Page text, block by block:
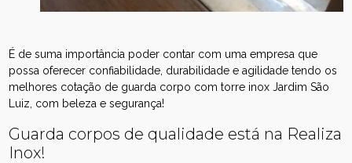
É de suma importância poder contar com uma empresa que
possa oferecer confiabilidade, durabilidade e agilidade tendo os
melhores cotação de guarda corpo com torre inox Jardim São
Luiz, com beleza e segurança!
Guarda corpos de qualidade está na Realiza
Inox!